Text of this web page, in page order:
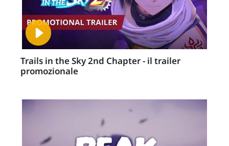
Trails in the Sky 2nd Chapter - il trailer
promozionale